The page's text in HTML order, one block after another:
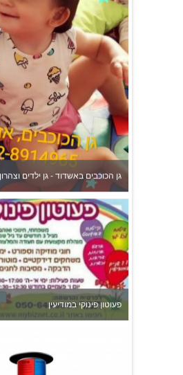
גן הכוכבים באשדוד - גן ילדים וצהרון
פעוטון פינוקי במודיעין
צהרון בקרית אונו